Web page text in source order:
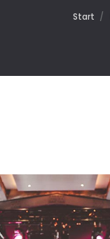
Start /